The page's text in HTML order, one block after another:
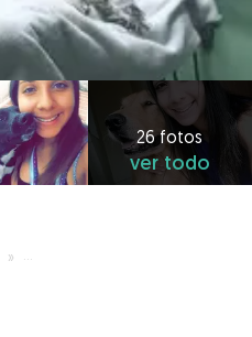
26 fotos
ver todo
» Cuidadores de perros en